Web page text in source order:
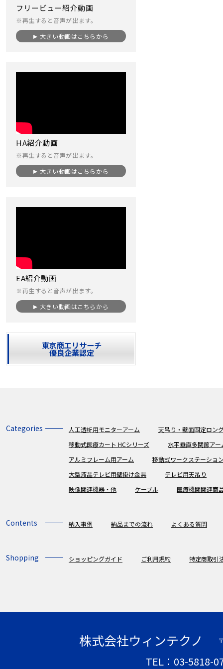
フリービュー紹介動画
※再生すると音声が出ます。
大きい動画はこちらから
HA紹介動画
※再生すると音声が出ます。
大きい動画はこちらから
EA紹介動画
※再生すると音声が出ます。
大きい動画はこちらから
東京商工リサーチ
優良企業認定
Categories 人工透析用モニターアーム
天吊り・壁面固定ロン
移動式医療カート HCシリーズ
水平垂直多関節アー
アルミフレーム用アーム
移動式ワークステーショ
大型液晶テレビ用壁掛け金具
テレビ用天吊り
映像関連機器・他
ケーブル 医療機関関連商
Contents 納入事例 納品までの流れ よくある質問
Shopping ショッピングガイド ご利用規約 特定商取引
株式会社ウィンテクノ
TEL：03-5818-